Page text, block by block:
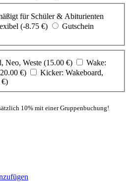
für Schüler & Abiturienten
(-8.75 €)
Gutschein
Neo, Weste (15.00 €)
Wake:
€)
Kicker: Wakeboard,
€)
10% mit einer Gruppenbuchung!